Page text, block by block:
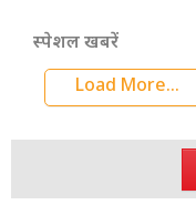
स्पेशल खबरें
Load More...